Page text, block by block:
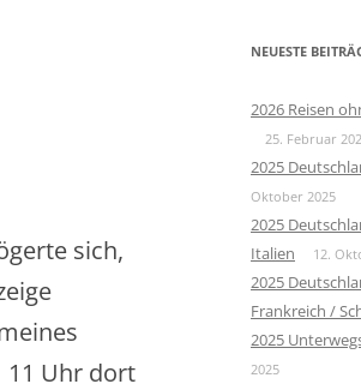
sich,
11 Uhr dort
NEUESTE
2026 Reisen
25. Februar
2025
Oktober 2025
2025
Italien
12.
2025
Frankreich /
2025
2025